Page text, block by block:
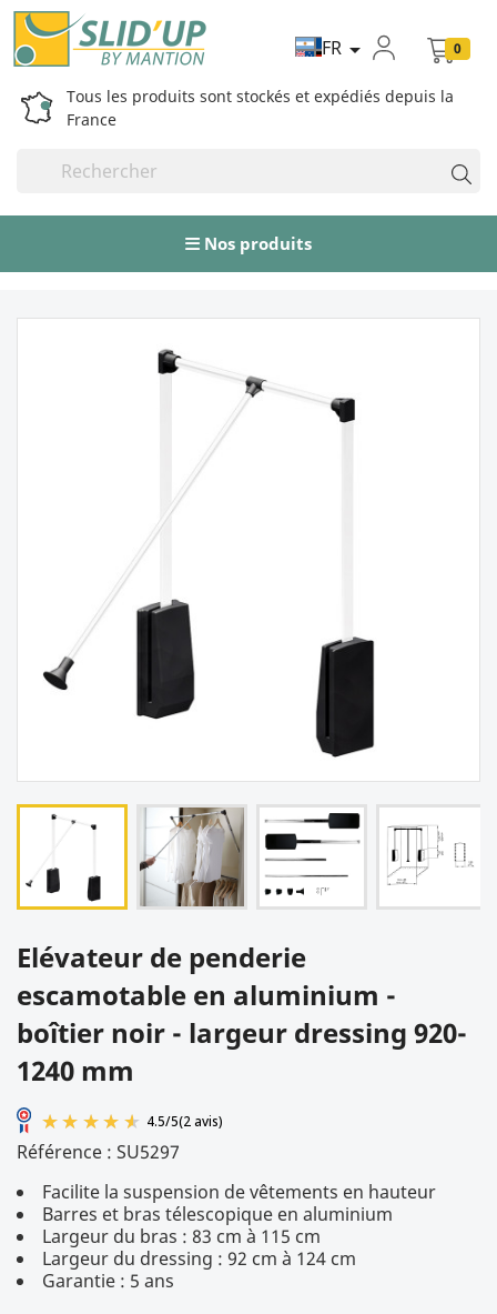
Tous les produits sont stockés et expédiés depuis la
France
FR  0
Nos produits
Elévateur de penderie
escamotable en aluminium -
boîtier noir - largeur dressing 920-
1240 mm
Référence : SU5297
Facilite la suspension de vêtements en hauteur
Barres et bras télescopique en aluminium
Largeur du bras : 83 cm à 115 cm
Largeur du dressing : 92 cm à 124 cm
Garantie : 5 ans